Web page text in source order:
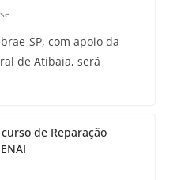
SP, com apoio da
de Atibaia, será
de Reparação